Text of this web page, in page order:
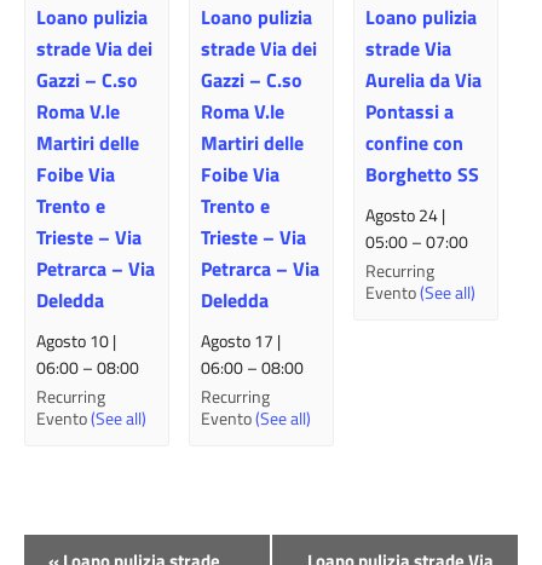
Loano pulizia
strade Via dei
Gazzi – C.so
Roma V.le
Martiri delle
Foibe Via
Trento e
Trieste – Via
Petrarca – Via
Deledda
Agosto 10 |
06:00–08:00
Recurring
Evento(See all)
Loano pulizia
strade Via dei
Gazzi – C.so
Roma V.le
Martiri delle
Foibe Via
Trento e
Trieste – Via
Petrarca – Via
Deledda
Agosto 17 |
06:00–08:00
Recurring
Evento(See all)
Loano pulizia
strade Via
Aurelia da Via
Pontassi a
confine con
Borghetto SS
Agosto 24 |
05:00–07:00
Recurring
Evento(See all)
Evento